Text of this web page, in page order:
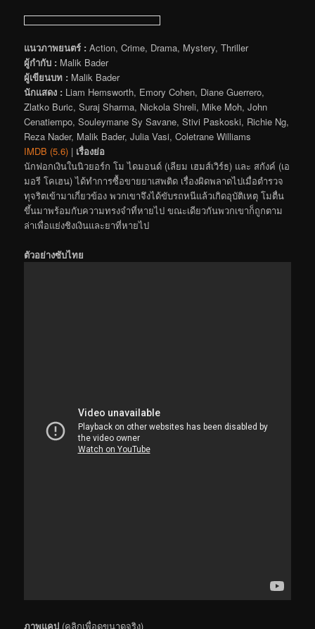
แนวภาพยนตร์ : Action, Crime, Drama, Mystery, Thriller
ผู้กำกับ : Malik Bader
ผู้เขียนบท : Malik Bader
นักแสดง : Liam Hemsworth, Emory Cohen, Diane Guerrero,
Zlatko Buric, Suraj Sharma, Nickola Shreli, Mike Moh, John
Cenatiempo, Souleymane Sy Savane, Stivi Paskoski, Richie Ng,
Reza Nader, Malik Bader, Julia Vasi, Coletrane Williams
IMDB (5.6) | เรื่องย่อ
นักฟอกเงินในนิวยอร์ก โม ไดมอนด์ (เลียม เฮมส์เวิร์ธ) และ สกังค์ (เอ
มอรี โคเฮน) ได้ทำการซื้อขายยาเสพติด เรื่องผิดพลาดไปเมื่อตำรวจ
ทุจริตเข้ามาเกี่ยวข้อง พวกเขาจึงได้ขับรถหนีแล้วเกิดอุบัติเหตุ โมตื่น
ขึ้นมาพร้อมกับความทรงจำที่หายไป ขณะเดียวกันพวกเขาก็ถูกตาม
ล่าเพื่อแย่งชิงเงินและยาที่หายไป
ตัวอย่างซับไทย
ภาพแคป (คลิกเพื่อดูขนาดจริง)